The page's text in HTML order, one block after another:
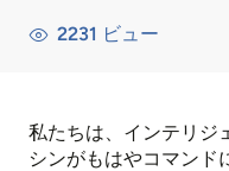
2231 ビュー
私たちは、インテリジ
シンがもはやコマンド